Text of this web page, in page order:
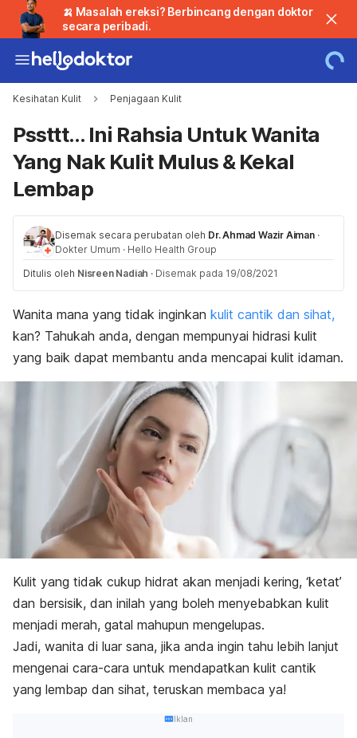
🍌 Masalah ereksi? Berbincang dengan doktor
secara peribadi.
Kesihatan Kulit Penjagaan Kulit
Pssttt... Ini Rahsia Untuk Wanita
Yang Nak Kulit Mulus & Kekal
Lembap
Disemak secara perubatan oleh Dr. Ahmad Wazir Aiman ·
Dokter Umum · Hello Health Group
Ditulis oleh Nisreen Nadiah · Disemak pada 19/08/2021
Wanita mana yang tidak inginkan kulit cantik dan sihat,
kan? Tahukah anda, dengan mempunyai hidrasi kulit
yang baik dapat membantu anda mencapai kulit idaman.
Kulit yang tidak cukup hidrat akan menjadi kering, ‘ketat’
dan bersisik, dan inilah yang boleh menyebabkan kulit
menjadi merah, gatal mahupun mengelupas.
Jadi, wanita di luar sana, jika anda ingin tahu lebih lanjut
mengenai cara-cara untuk mendapatkan kulit cantik
yang lembap dan sihat, teruskan membaca ya!
Iklan